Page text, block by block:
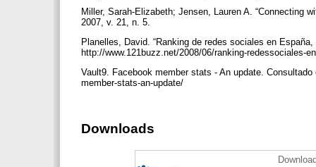
Miller, Sarah-Elizabeth; Jensen, Lauren A. “Connecting
2007, v. 21, n. 5.
Planelles, David. “Ranking de redes sociales en
http://www.121buzz.net/2008/06/ranking-redessociales-
Vault9. Facebook member stats - An update.
member-stats-an-update/
Downloads